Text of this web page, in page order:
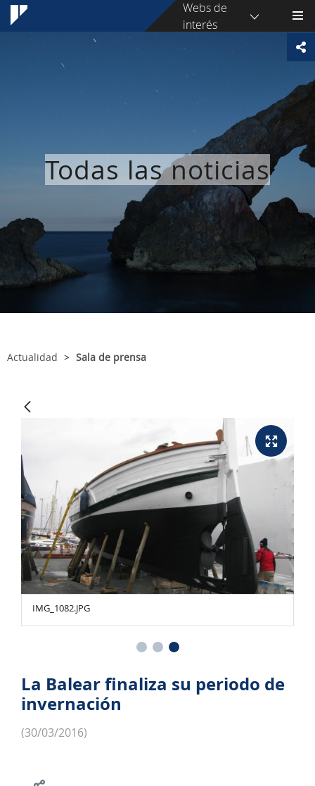
Webs de
interés
Todas las noticias
Actualidad Sala de prensa
IMG_1082.JPG
La Balear finaliza su periodo de
invernación
(30/03/2016)